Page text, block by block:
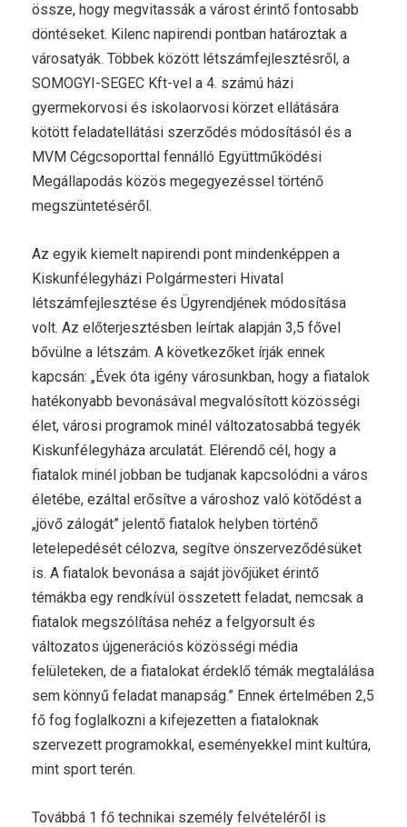
össze, hogy megvitassák a várost érintő fontosabb
döntéseket. Kilenc napirendi pontban határoztak a
városatyák. Többek között létszámfejlesztésről, a
SOMOGYI-SEGEC Kft-vel a 4. számú házi
gyermekorvosi és iskolaorvosi körzet ellátására
kötött feladatellátási szerződés módosításól és a
MVM Cégcsoporttal fennálló Együttműködési
Megállapodás közös megegyezéssel történő
megszüntetéséről.
Az egyik kiemelt napirendi pont mindenképpen a
Kiskunfélegyházi Polgármesteri Hivatal
létszámfejlesztése és Ügyrendjének módosítása
volt. Az előterjesztésben leírtak alapján 3,5 fővel
bővülne a létszám. A következőket írják ennek
kapcsán: „Évek óta igény városunkban, hogy a fiatalok
hatékonyabb bevonásával megvalósított közösségi
élet, városi programok minél változatosabbá tegyék
Kiskunfélegyháza arculatát. Elérendő cél, hogy a
fiatalok minél jobban be tudjanak kapcsolódni a város
életébe, ezáltal erősítve a városhoz való kötődést a
„jövő zálogát” jelentő fiatalok helyben történő
letelepedését célozva, segítve önszerveződésüket
is. A fiatalok bevonása a saját jövőjüket érintő
témákba egy rendkívül összetett feladat, nemcsak a
fiatalok megszólítása nehéz a felgyorsult és
változatos újgenerációs közösségi média
felületeken, de a fiatalokat érdeklő témák megtalálása
sem könnyű feladat manapság.” Ennek értelmében 2,5
fő fog foglalkozni a kifejezetten a fiataloknak
szervezett programokkal, eseményekkel mint kultúra,
mint sport terén.
Továbbá 1 fő technikai személy felvételéről is